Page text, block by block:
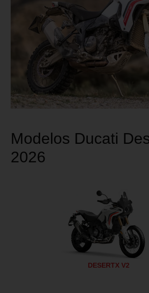
Modelos Ducati
2026
DESERTX V2